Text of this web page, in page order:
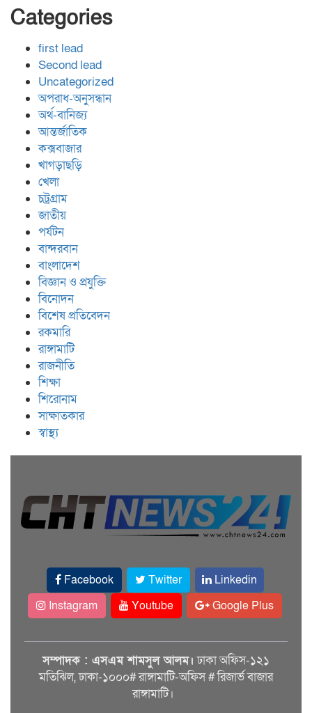
Categories
first lead
Second lead
Uncategorized
অপরাধ-অনুসন্ধান
অর্থ-বানিজ্য
আন্তর্জাতিক
কক্সবাজার
খাগড়াছড়ি
খেলা
চট্রগ্রাম
জাতীয়
পর্যটন
বান্দরবান
বাংলাদেশ
বিজ্ঞান ও প্রযুক্তি
বিনোদন
বিশেষ প্রতিবেদন
রকমারি
রাঙ্গামাটি
রাজনীতি
শিক্ষা
শিরোনাম
সাক্ষাতকার
স্বাস্থ্য
Facebook Twitter
Linkedin
Instagram
Youtube Google Plus
সম্পাদক : এসএম শামসুল আলম। ঢাকা অফিস-১২১
মতিঝিল, ঢাকা-১০০০# রাঙ্গামাটি-অফিস # রিজার্ভ বাজার
রাঙ্গামাটি।